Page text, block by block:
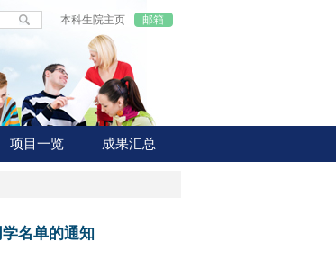
本科生院主页 邮箱
项目一览 成果汇总
名单的通知